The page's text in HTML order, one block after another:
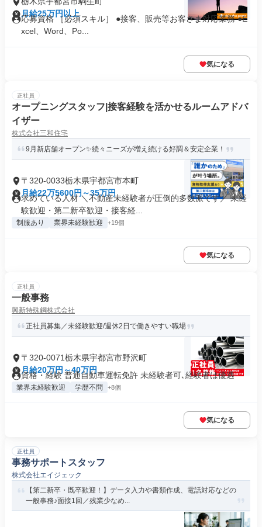
月給25万円以上
応募資格 ［必須スキル］ ●接客、販売等お客さま対応業務 ●E
xcel、Word、Po...
気になる
正社員
オープニングスタッフ|接客経験を活かせるルームアドバ
イザー
株式会社三和住宅
9月新店舗オープン✨続々ニーズが増え続ける好調＆安定企業！
〒320-0033栃木県宇都宮市本町
月給22万5600円～35万円
求めている人材 ＼不動産未経験者が圧倒的多数派です／ 未経
験歓迎・第二新卒歓迎・接客経...
制服あり 業界未経験歓迎 +19個
気になる
正社員
一般事務
興新特殊鋼株式会社
正社員募集／未経験歓迎/週休2日で働きやすい職場
〒320-0071栃木県宇都宮市野沢町
月給20万円～40万円
資格・経験 普通自動車運転免許 未経験者可､経験者は優遇
業界未経験歓迎 学歴不問 +8個
気になる
正社員
事務サポートスタッフ
株式会社エイジェック
【第二新卒・既卒歓迎！】データ入力や書類作成、電話対応などの
一般事務♪面接1回／残業少なめ...